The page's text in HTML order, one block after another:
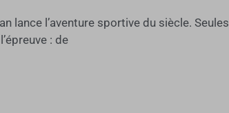
lance l’aventure sportive du siècle. Seules
: de